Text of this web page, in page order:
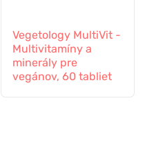
Vegetology MultiVit -
Multivitamíny a
minerály pre
vegánov, 60 tabliet